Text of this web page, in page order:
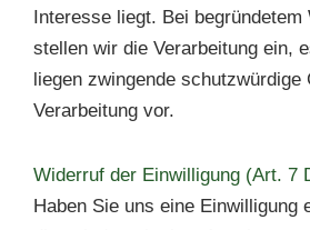
Interesse liegt. Bei begründetem
stellen wir die Verarbeitung ein,
liegen zwingende schutzwürdige
Verarbeitung vor.
Widerruf der Einwilligung (Art. 7
Haben Sie uns eine Einwilligung